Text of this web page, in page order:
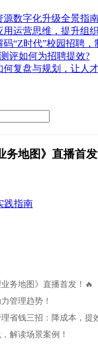
源数字化升级全景指
用运营思维，提升组
码“Z时代”校园招聘，
评如何为招聘提效?
何复盘与规划，让人
务地图》直播首发
践指南
业务地图》直播首发！🔥
管理趋势！
省钱三招：降成本，提
解读场景案例！